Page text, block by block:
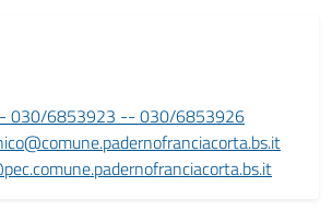
030/6853923 -- 030/6853926